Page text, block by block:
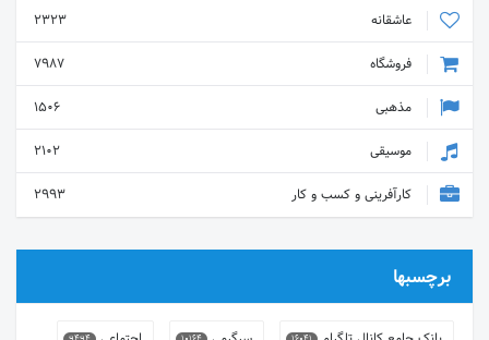
عاشقانه
2323
فروشگاه
7987
مذهبی
1506
موسیقی
2102
کارآفرینی و کسب و کار
2993
برچسبها